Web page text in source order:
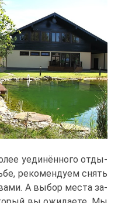
уеди­нён­но­го от­ды­
ре­ко­мен­ду­ем снять
А вы­бор ме­ста за­